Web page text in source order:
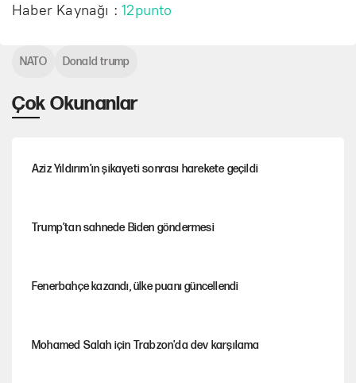
Haber Kaynağı :12punto
Çok Okunanlar
Aziz Yıldırım’ın şikayeti sonrası harekete geçildi
Trump’tan sahnede Biden göndermesi
Fenerbahçe kazandı, ülke puanı güncellendi
Mohamed Salah için Trabzon'da dev karşılama
NATO Donald trump